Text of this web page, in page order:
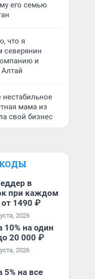
его семью
что я
северянин
и
Алтай
мама из
свой бизнес
в
при каждом
от 1490 ₽
2026
10% на один
20 000 ₽
2026
5% на все